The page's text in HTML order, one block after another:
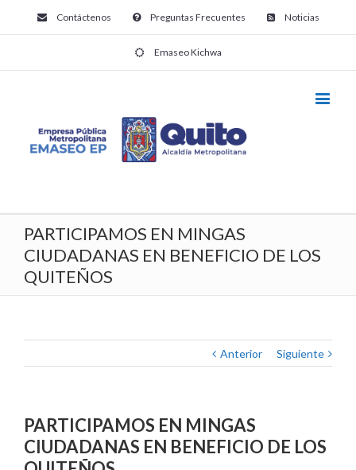
Contáctenos Preguntas Frecuentes Noticias
Emaseo Kichwa
PARTICIPAMOS EN MINGAS
CIUDADANAS EN BENEFICIO DE LOS
QUITEÑOS
Anterior Siguiente
PARTICIPAMOS EN MINGAS
CIUDADANAS EN BENEFICIO DE LOS